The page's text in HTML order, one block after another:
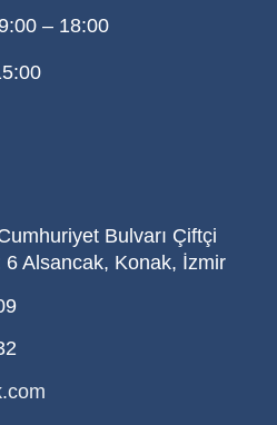
– 18:00
Bulvarı Çiftçi
Alsancak, Konak, İzmir